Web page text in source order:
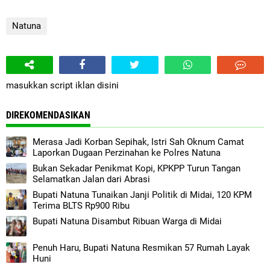
Natuna
masukkan script iklan disini
DIREKOMENDASIKAN
Merasa Jadi Korban Sepihak, Istri Sah Oknum Camat
Laporkan Dugaan Perzinahan ke Polres Natuna
Bukan Sekadar Penikmat Kopi, KPKPP Turun Tangan
Selamatkan Jalan dari Abrasi
Bupati Natuna Tunaikan Janji Politik di Midai, 120 KPM
Terima BLTS Rp900 Ribu
Bupati Natuna Disambut Ribuan Warga di Midai
Penuh Haru, Bupati Natuna Resmikan 57 Rumah Layak
Huni